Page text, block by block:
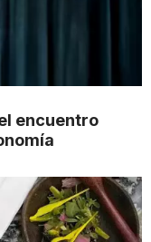
encuentro